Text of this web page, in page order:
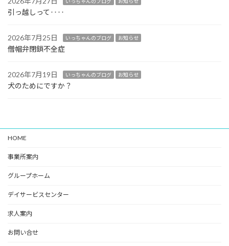
引っ越しって‥‥
2026年7月25日 いっちゃんのブログ お知らせ
僧帽弁閉鎖不全症
2026年7月19日 いっちゃんのブログ お知らせ
犬のためにですか？
HOME
事業所案内
グループホーム
デイサービスセンター
求人案内
お問い合せ